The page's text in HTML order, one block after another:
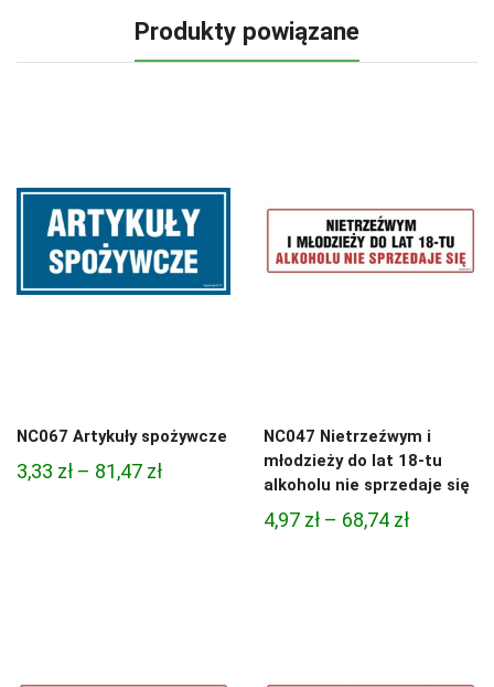
Produkty powiązane
NC067 Artykuły spożywcze
3,33 zł – 81,47 złZakres
NC047 Nietrzeźwym i
młodzieży do lat 18-tu
alkoholu nie sprzedaje się
4,97 zł – 68,74 złZakres